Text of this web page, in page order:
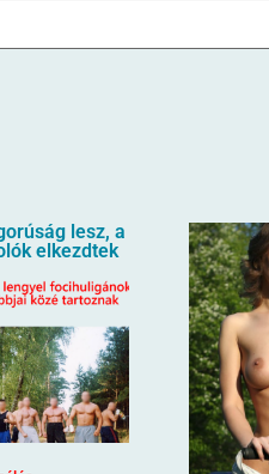
lesz, a
elkezdtek